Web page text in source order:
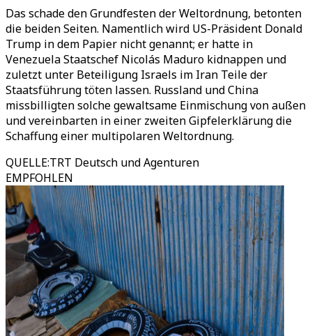
Das schade den Grundfesten der Weltordnung, betonten
die beiden Seiten. Namentlich wird US-Präsident Donald
Trump in dem Papier nicht genannt; er hatte in
Venezuela Staatschef Nicolás Maduro kidnappen und
zuletzt unter Beteiligung Israels im Iran Teile der
Staatsführung töten lassen. Russland und China
missbilligten solche gewaltsame Einmischung von außen
und vereinbarten in einer zweiten Gipfelerklärung die
Schaffung einer multipolaren Weltordnung.
QUELLE:TRT Deutsch und Agenturen
EMPFOHLEN